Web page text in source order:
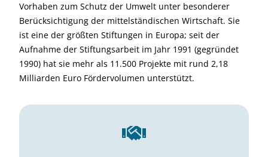
Vorhaben zum Schutz der Umwelt unter besonderer
Berücksichtigung der mittelständischen Wirtschaft. Sie
ist eine der größten Stiftungen in Europa; seit der
Aufnahme der Stiftungsarbeit im Jahr 1991 (gegründet
1990) hat sie mehr als 11.500 Projekte mit rund 2,18
Milliarden Euro Fördervolumen unterstützt.